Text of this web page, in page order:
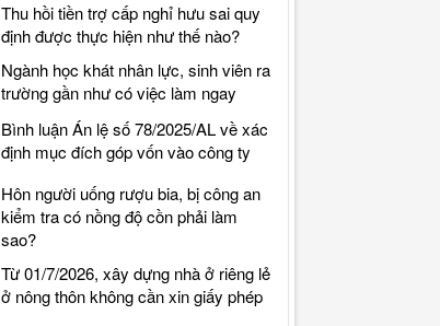
Thu hồi tiền trợ cấp nghỉ hưu sai quy
định được thực hiện như thế nào?
Ngành học khát nhân lực, sinh viên ra
trường gần như có việc làm ngay
Bình luận Án lệ số 78/2025/AL về xác
định mục đích góp vốn vào công ty
Hôn người uống rượu bia, bị công an
kiểm tra có nồng độ cồn phải làm
sao?
Từ 01/7/2026, xây dựng nhà ở riêng lẻ
ở nông thôn không cần xin giấy phép